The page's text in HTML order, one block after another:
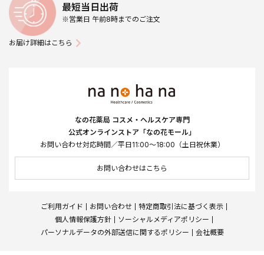
最短当日出荷
※営業日 午前8時までのご注文
お届け詳細はこちら
なの花薬局 コスメ・ヘルスケア専門
公式オンラインストア「なの花モール」
お問い合わせ対応時間／平日11:00～18:00（土日祝休業）
お問い合わせはこちら
ご利用ガイド お問い合わせ
特定商取引法に基づく表示
個人情報保護方針
ソーシャルメディアポリシー
パーソナルデータの外部送信に関するポリシー
会社概要